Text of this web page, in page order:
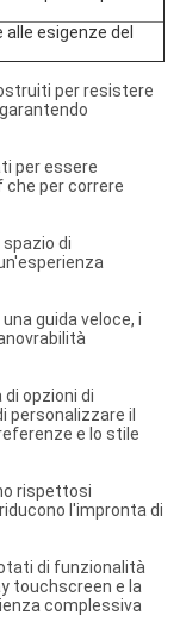
esigenze del
per resistere
per essere
per correre
di
guida veloce, i
opzioni di
personalizzare il
e lo stile
rispettosi
l'impronta di
di funzionalità
touchscreen e la
complessiva